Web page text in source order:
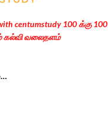
centumstudy 100 க்கு 100
கல்வி வலைதளம்